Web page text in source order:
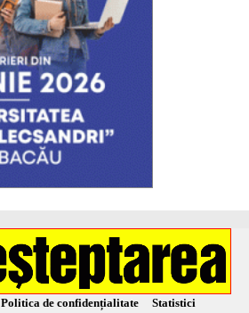
Politica de confidențialitate
Statistici